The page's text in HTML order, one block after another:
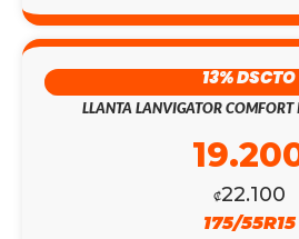
13% DSCTO
LLANTA LANVIGATOR
₡22.100
175/55R15